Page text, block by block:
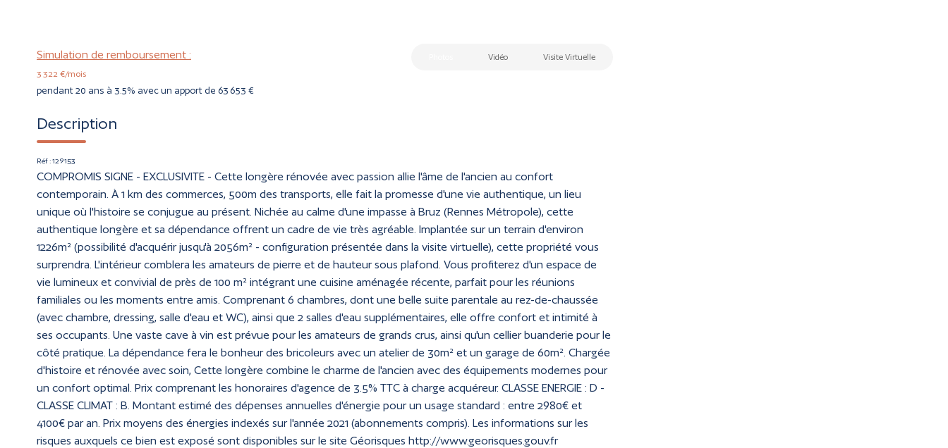
Simulation de remboursement :
3 322 €/mois
pendant 20 ans à 3.5% avec un apport de 63 653 €
Vidéo Visite Virtuelle
Description
Réf : 129153
COMPROMIS SIGNE - EXCLUSIVITE - Cette longère rénovée avec passion allie l'âme de l'ancien au confort
contemporain. À 1 km des commerces, 500m des transports, elle fait la promesse d'une vie authentique, un lieu
unique où l'histoire se conjugue au présent. Nichée au calme d'une impasse à Bruz (Rennes Métropole), cette
authentique longère et sa dépendance offrent un cadre de vie très agréable. Implantée sur un terrain d'environ
1226m² (possibilité d'acquérir jusqu'à 2056m² - configuration présentée dans la visite virtuelle), cette propriété vous
surprendra. L'intérieur comblera les amateurs de pierre et de hauteur sous plafond. Vous profiterez d'un espace de
vie lumineux et convivial de près de 100 m² intégrant une cuisine aménagée récente, parfait pour les réunions
familiales ou les moments entre amis. Comprenant 6 chambres, dont une belle suite parentale au rez-de-chaussée
(avec chambre, dressing, salle d'eau et WC), ainsi que 2 salles d'eau supplémentaires, elle offre confort et intimité à
ses occupants. Une vaste cave à vin est prévue pour les amateurs de grands crus, ainsi qu'un cellier buanderie pour le
côté pratique. La dépendance fera le bonheur des bricoleurs avec un atelier de 30m² et un garage de 60m². Chargée
d'histoire et rénovée avec soin, Cette longère combine le charme de l'ancien avec des équipements modernes pour
un confort optimal. Prix comprenant les honoraires d'agence de 3.5% TTC à charge acquéreur. CLASSE ENERGIE : D -
CLASSE CLIMAT : B. Montant estimé des dépenses annuelles d'énergie pour un usage standard : entre 2980€ et
4100€ par an. Prix moyens des énergies indexés sur l'année 2021 (abonnements compris). Les informations sur les
risques auxquels ce bien est exposé sont disponibles sur le site Géorisques http://www.georisques.gouv.fr